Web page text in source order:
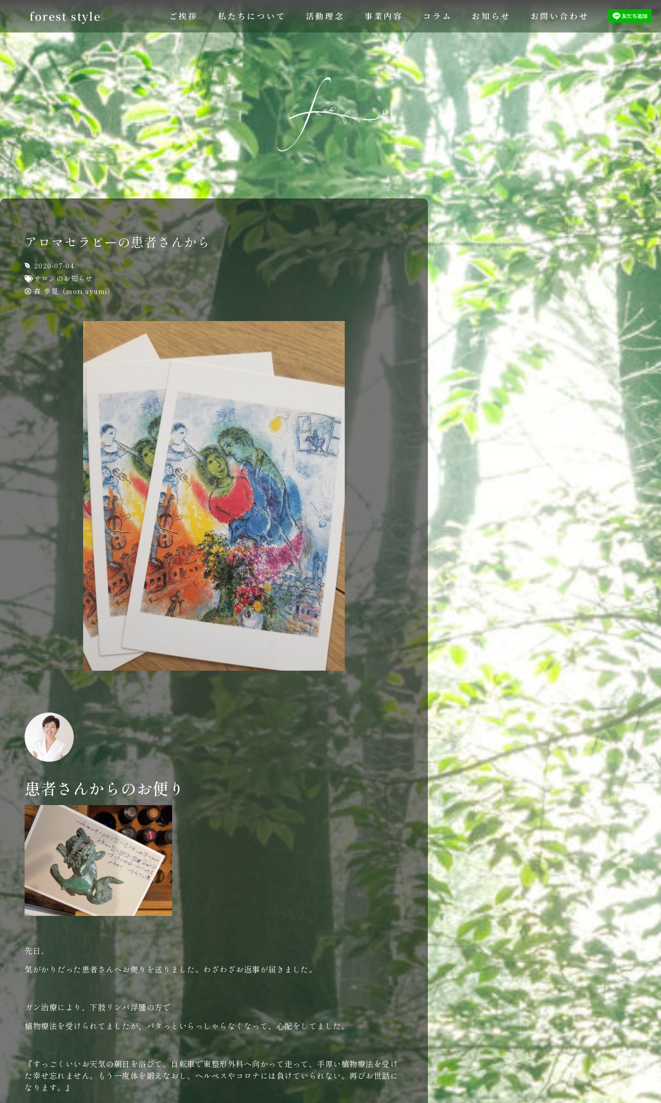
forest style ご挨拶 私たちについて 活動理念 事業内容 コラム お知らせ お問い合わせ
アロマセラピーの患者さんから
2020-07-04
サロンのお知らせ
森 歩見（mori ayumi）
患者さんからのお便り
先日、
気がかりだった患者さんへお便りを送りました。わざわざお返事が届きました。
ガン治療により、下肢リンパ浮腫の方で
植物療法を受けられてましたが、パタっといらっしゃらなくなって、心配をしてました。
『すっごくいいお天気の朝日を浴びて、自転車で東整形外科へ向かって走って、手厚い植物療法を受け
た幸せ忘れません。もう一度体を鍛えなおし、ヘルペスやコロナには負けていられない。再びお世話に
なります。』